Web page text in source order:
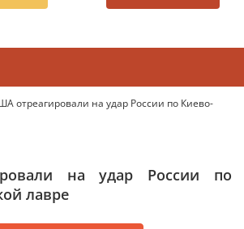
отреагировали на удар России по Киево-
на удар России по
лавре